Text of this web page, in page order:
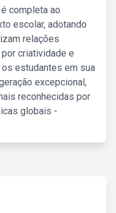
completa ao
escolar, adotando
relações
criatividade e
estudantes em sua
excepcional,
reconhecidas por
globais -